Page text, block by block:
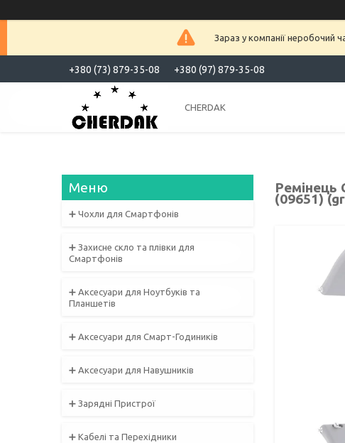
Зараз у компанії неробочий
+380 (73) 879-35-08 +380 (97) 879-35-08
CHERDAK
Ремінець
(09651)
➕ Чохли для Смартфонів
➕ Захисне скло та плівки для
Смартфонів
➕ Аксесуари для Ноутбуків та
Планшетів
➕ Аксесуари для Смарт-Годиників
➕ Аксесуари для Навушників
➕ Зарядні Пристрої
➕ Кабелі та Перехідники